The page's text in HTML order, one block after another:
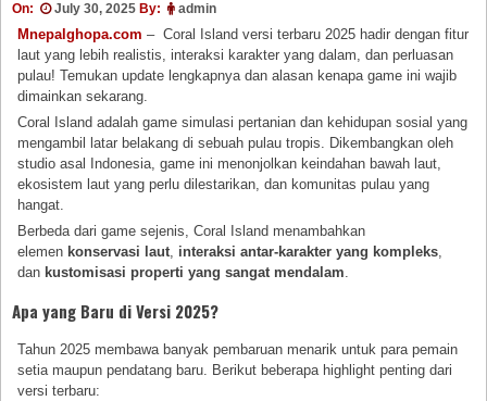
On: July 30, 2025 By: admin
Mnepalghopa.com – Coral Island versi terbaru 2025 hadir dengan fitur
laut yang lebih realistis, interaksi karakter yang dalam, dan perluasan
pulau! Temukan update lengkapnya dan alasan kenapa game ini wajib
dimainkan sekarang.
Coral Island adalah game simulasi pertanian dan kehidupan sosial yang
mengambil latar belakang di sebuah pulau tropis. Dikembangkan oleh
studio asal Indonesia, game ini menonjolkan keindahan bawah laut,
ekosistem laut yang perlu dilestarikan, dan komunitas pulau yang
hangat.
Berbeda dari game sejenis, Coral Island menambahkan
elemen konservasi laut, interaksi antar-karakter yang kompleks,
dan kustomisasi properti yang sangat mendalam.
Apa yang Baru di Versi 2025?
Tahun 2025 membawa banyak pembaruan menarik untuk para pemain
setia maupun pendatang baru. Berikut beberapa highlight penting dari
versi terbaru: